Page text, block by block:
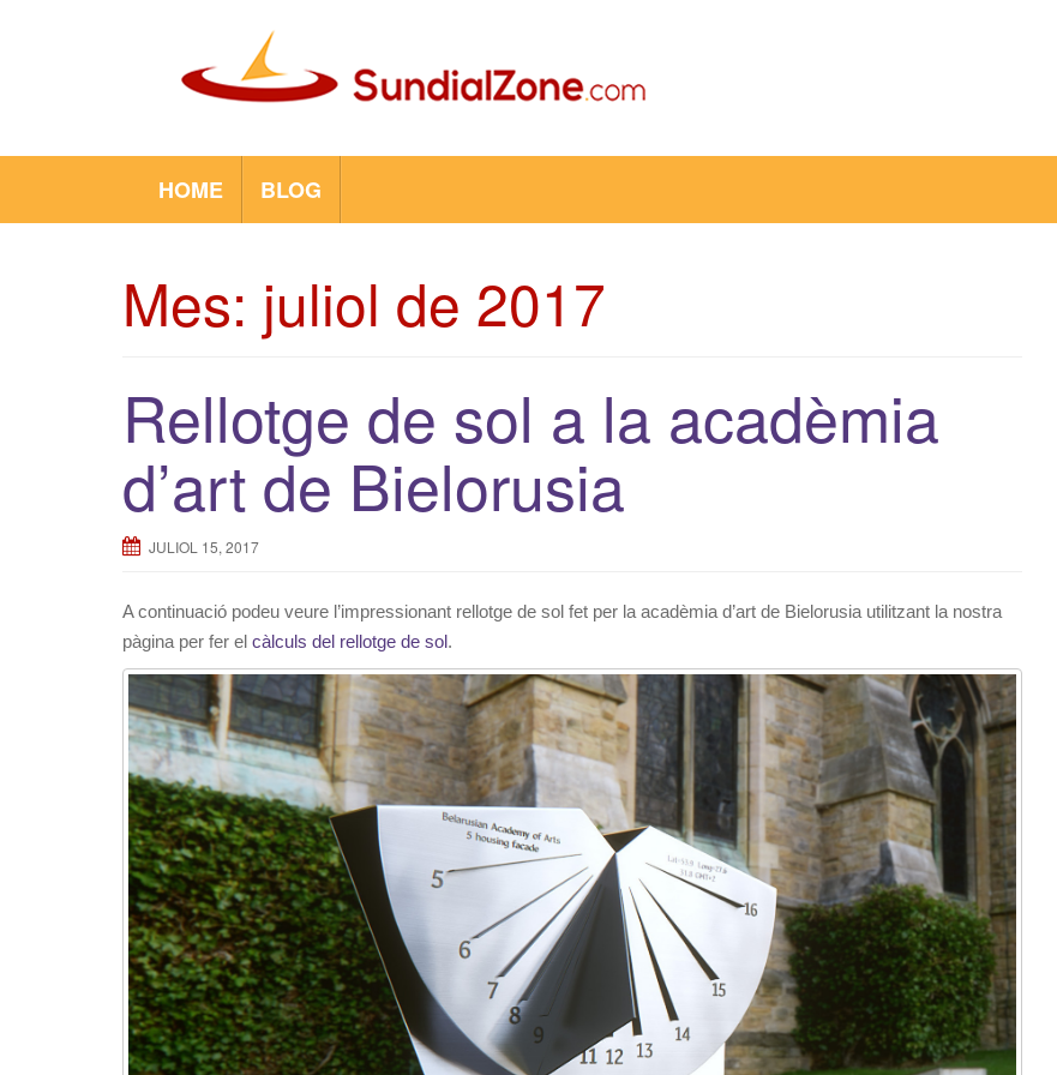
Sundial Zone Blog
HOME BLOG
Mes: juliol de 2017
Rellotge de sol a la acadèmia
d’art de Bielorusia
JULIOL 15, 2017
A continuació podeu veure l’impressionant rellotge de sol fet per la acadèmia d’art de Bielorusia utilitzant la nostra
pàgina per fer el càlculs del rellotge de sol.